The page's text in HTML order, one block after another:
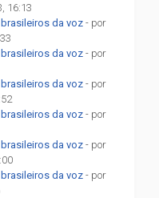
16:13
da voz - por
da voz - por
da voz - por
da voz - por
da voz - por
da voz - por